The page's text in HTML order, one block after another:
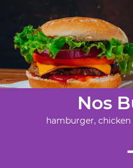
Nos
hamburger, chicken